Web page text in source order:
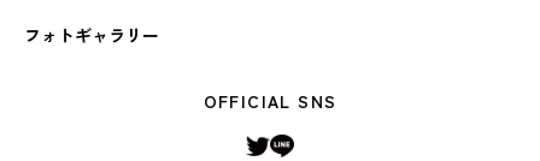
フォトギャラリー
OFFICIAL SNS